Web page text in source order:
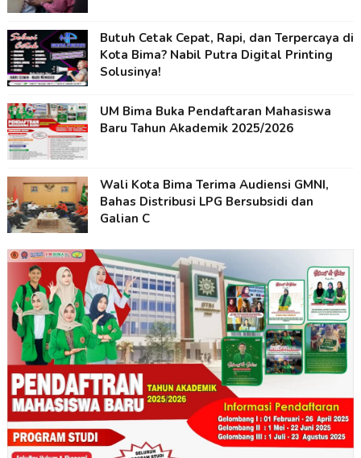
Butuh Cetak Cepat, Rapi, dan Terpercaya di
Kota Bima? Nabil Putra Digital Printing
Solusinya!
UM Bima Buka Pendaftaran Mahasiswa
Baru Tahun Akademik 2025/2026
Wali Kota Bima Terima Audiensi GMNI,
Bahas Distribusi LPG Bersubsidi dan
Galian C